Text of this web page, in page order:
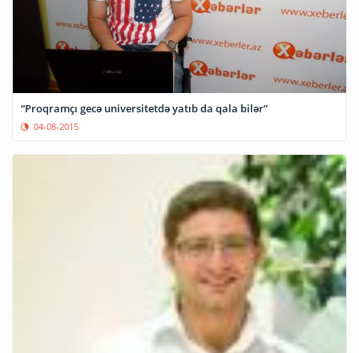
“Proqramçı gecə universitetdə yatıb da qala bilər”
04-08-2015